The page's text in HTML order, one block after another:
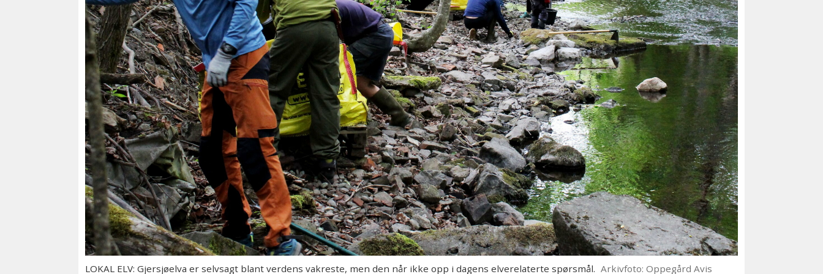
LOKAL ELV: Gjersjøelva er selvsagt blant verdens vakreste, men den når ikke opp i dagens elverelaterte spørsmål. Arkivfoto: Oppegård Avis